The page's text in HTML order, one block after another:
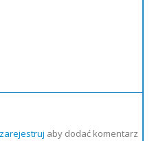
zarejestruj aby dodać komentarz